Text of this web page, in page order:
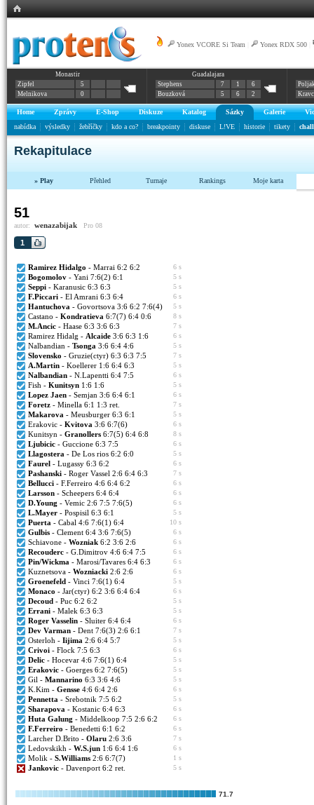
Yonex VCORE Si Team Yonex RDX 500
Monastir
Zipfel
5
Melnikova
0
Guadalajara
Stephens
7 1
6
Bouzková
5 6 2
Home Zprávy E-Shop Diskuze Katalog Sázky Galerie
nabídka
výsledky žebříčky kdo a co? breakpointy diskuse L!VE historie tikety
Rekapitulace
» Play Přehled Turnaje Rankings Moje karta
51
autor: wenazabijak Pro 08
1
Ramirez Hidalgo - Marrai 6:2 6:2 6 s
Bogomolov - Yani 7:6(2) 6:1 5 s
Seppi - Karanusic 6:3 6:3 5 s
F.Piccari - El Amrani 6:3 6:4 6 s
Hantuchova - Govortsova 3:6 6:2 7:6(4) 5 s
Castano - Kondratieva 6:7(7) 6:4 0:6 8 s
M.Ancic - Haase 6:3 3:6 6:3 7 s
Ramirez Hidalg - Alcaide 3:6 6:3 1:6 6 s
Nalbandian - Tsonga 3:6 6:4 4:6 5 s
Slovensko - Gruzie(ctyr) 6:3 6:3 7:5 7 s
A.Martin - Koellerer 1:6 6:4 6:3 5 s
Nalbandian - N.Lapentti 6:4 7:5 6 s
Fish - Kunitsyn 1:6 1:6 5 s
Lopez Jaen - Semjan 3:6 6:4 6:1 6 s
Foretz - Minella 6:1 1:3 ret. 7 s
Makarova - Meusburger 6:3 6:1 5 s
Erakovic - Kvitova 3:6 6:7(6) 6 s
Kunitsyn - Granollers 6:7(5) 6:4 6:8 8 s
Ljubicic - Guccione 6:3 7:5 6 s
Llagostera - De Los rios 6:2 6:0 5 s
Faurel - Lugassy 6:3 6:2 6 s
Pashanski - Roger Vassel 2:6 6:4 6:3 7 s
Bellucci - F.Ferreiro 4:6 6:4 6:2 6 s
Larsson - Scheepers 6:4 6:4 6 s
D.Young - Vemic 2:6 7:5 7:6(5) 6 s
L.Mayer - Pospisil 6:3 6:1 5 s
Puerta - Cabal 4:6 7:6(1) 6:4 10 s
Gulbis - Clement 6:4 3:6 7:6(5) 6 s
Schiavone - Wozniak 6:2 3:6 2:6 6 s
Recouderc - G.Dimitrov 4:6 6:4 7:5 6 s
Pin/Wickma - Marosi/Tavares 6:4 6:3 6 s
Kuznetsova - Wozniacki 2:6 2:6 6 s
Groenefeld - Vinci 7:6(1) 6:4 5 s
Monaco - Jar(ctyr) 6:2 3:6 6:4 6:4 6 s
Decoud - Puc 6:2 6:2 5 s
Errani - Malek 6:3 6:3 5 s
Roger Vasselin - Sluiter 6:4 6:4 6 s
Dev Varman - Dent 7:6(3) 2:6 6:1 7 s
Osterloh - Iijima 2:6 6:4 5:7 5 s
Crivoi - Flock 7:5 6:3 6 s
Delic - Hocevar 4:6 7:6(1) 6:4 5 s
Erakovic - Goerges 6:2 7:6(5) 5 s
Gil - Mannarino 6:3 3:6 4:6 5 s
K.Kim - Gensse 4:6 6:4 2:6 6 s
Pennetta - Srebotnik 7:5 6:2 5 s
Sharapova - Kostanic 6:4 6:3 6 s
Huta Galung - Middelkoop 7:5 2:6 6:2 6 s
F.Ferreiro - Benedetti 6:1 6:2 6 s
Larcher D.Brito - Olaru 2:6 3:6 7 s
Ledovskikh - W.S.jun 1:6 6:4 1:6 6 s
Molik - S.Williams 2:6 6:7(7) 1 s
Jankovic - Davenport 6:2 ret. 5 s
71.7